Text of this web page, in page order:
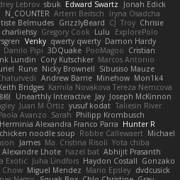
Lebrov sbuk Edward Swartz
Jonah Edick
N_COUNTER Artem Beitsch
Iryna Osadcha
Belmudes GrizzlyBeard CJ Troy Chrisie
charliehsy Gregory Cook Lulu
ExplorePolo
Venky qwerty qwerty Damon Hardy
Danilo Pipi 3DQuake PooMagoo Cristian
Lundin Cory Kutschker Marcos Antonio
Rune Nicky Brownell Sibusiso Mauze
Andrew Barrie Minehow Mon1k4
Bridges Kamila Novakova Tereza Nemcova
樹 Unearthly Interactive Jay Joseph McKinnon
Juan M Ortiz yusuf kodat Taliesin River
Avanzo Sarah Philipp Krombusch
Herminia Alexandra Franco Parra Hunter R
noodle soup Robbe Callewaert Michael
James Ma. Cristina Risoli Yota chiba
Alexandre Lhote hazel bat Abhijit Prasanth
Exotic Juha Lindfors Haydon Costall Gonzako
Chow Miguel Mendez Mario Epsley dvdcusick